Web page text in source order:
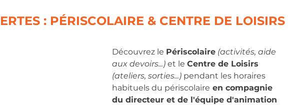
: PÉRISCOLAIRE & CENTRE DE LOISIRS
Découvrez le Périscolaire (activités, aide
aux devoirs...) et le Centre de Loisirs
(ateliers, sorties...) pendant les horaires
habituels du périscolaire en compagnie
du directeur et de l'équipe d'animation